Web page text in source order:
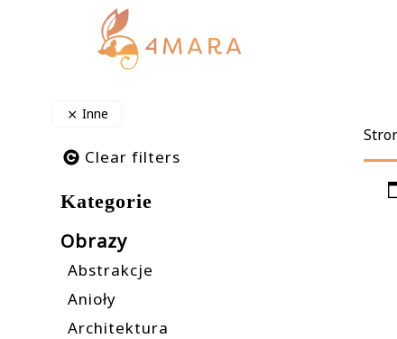
Inne
Clear filters
Kategorie
Obrazy
Abstrakcje
Anioły
Architektura